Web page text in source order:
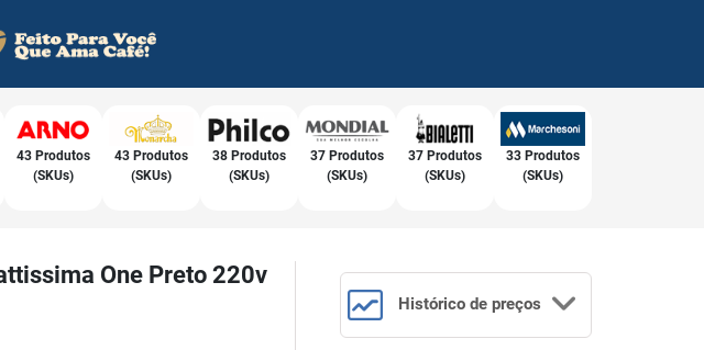
43 Produtos
(SKUs)
43 Produtos
(SKUs)
38 Produtos
(SKUs)
37 Produtos
(SKUs)
37 Produtos
(SKUs)
33 Produtos
(SKUs)
One Preto 220v
Histórico de preços